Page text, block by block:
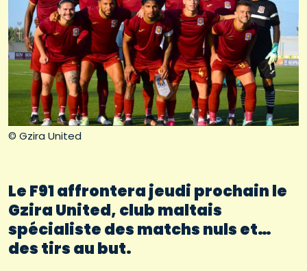
© Gzira United
Le F91 affrontera jeudi prochain le
Gzira United, club maltais
spécialiste des matchs nuls et…
des tirs au but.